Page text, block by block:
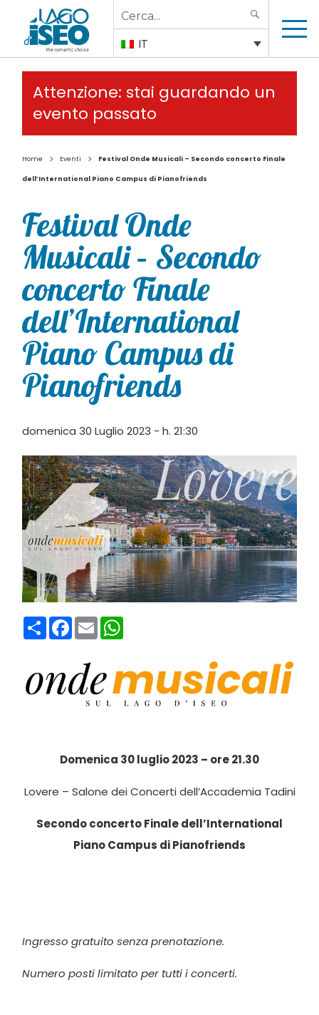
Search
for:
IT
Attenzione: stai guardando un
evento passato
Home > Eventi > Festival Onde Musicali – Secondo concerto Finale
dell’International Piano Campus di Pianofriends
Festival Onde
Musicali – Secondo
concerto Finale
dell’International
Piano Campus di
Pianofriends
domenica 30 Luglio 2023 - h. 21:30
CondividiFacebook
Email
Domenica 30 luglio 2023 – ore 21.30
Lovere – Salone dei Concerti dell’Accademia Tadini
Secondo concerto Finale dell’International
Piano Campus di Pianofriends
Ingresso gratuito senza prenotazione.
Numero posti limitato per tutti i concerti.